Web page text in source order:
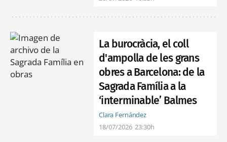
La burocràcia, el coll
d'ampolla de les grans
obres a Barcelona: de la
Sagrada Família a la
‘interminable’ Balmes
Clara Fernández
18/07/2026 23:30h